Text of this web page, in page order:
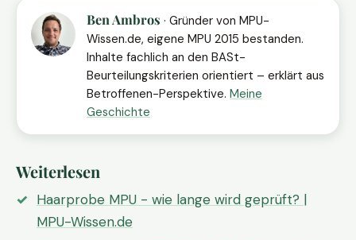
Ben Ambros · Gründer von MPU-
Wissen.de, eigene MPU 2015 bestanden.
Inhalte fachlich an den BASt-
Beurteilungskriterien orientiert – erklärt aus
Betroffenen-Perspektive. Meine
Geschichte
Weiterlesen
Haarprobe MPU - wie lange wird geprüft? |
MPU-Wissen.de